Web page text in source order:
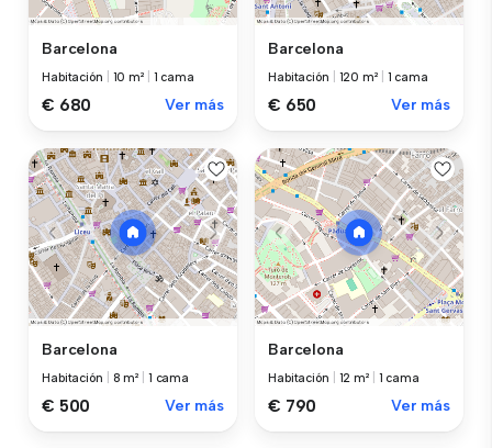
Barcelona
Habitación 10 m² 1 cama
€ 680 Ver más
Barcelona
Habitación 120 m² 1 cama
€ 650 Ver más
Barcelona
Habitación 8 m² 1 cama
€ 500 Ver más
Barcelona
Habitación 12 m² 1 cama
€ 790 Ver más